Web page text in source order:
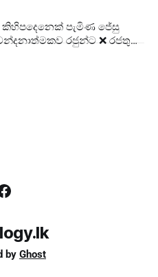
පැමිණ ජේසු
by Ghost